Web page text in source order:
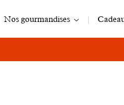
Navigation
Nos gourmandises